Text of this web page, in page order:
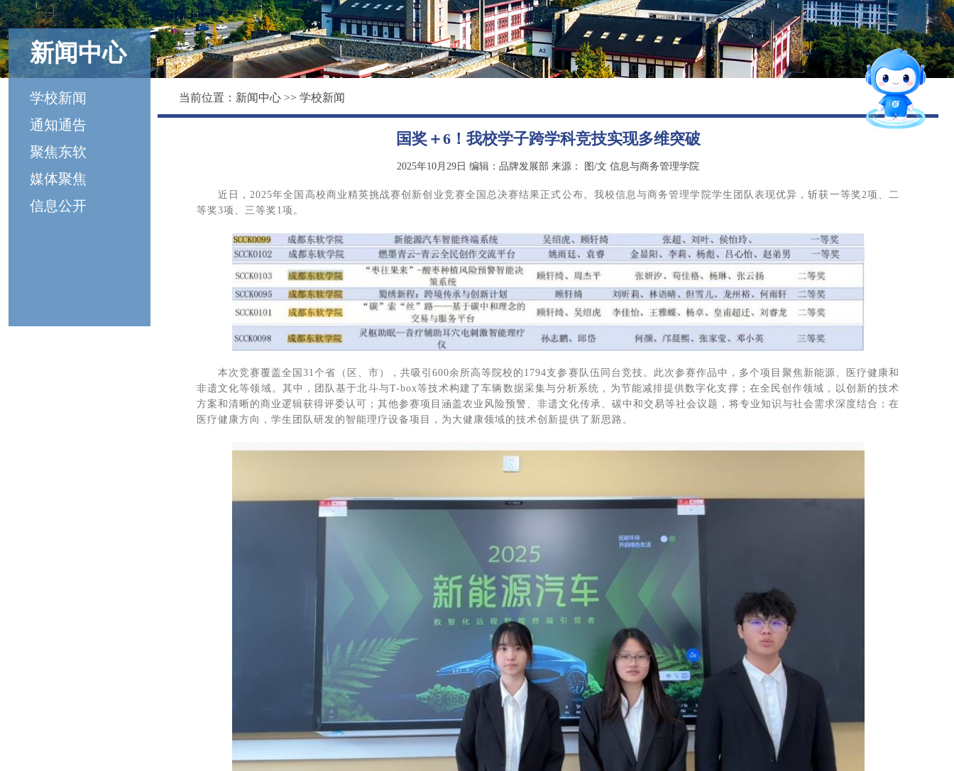
影像东软
大学精神
数据科学与基础学院
马克思主义学院
继续教育（培训）学院
退役军人教育学院
后勤保障
新闻中心
学校新闻
通知通告
聚焦东软
媒体聚焦
信息公开
当前位置： 新闻中心 >> 学校新闻
国奖＋6！我校学子跨学科竞技实现多维突破
2025年10月29日 编辑：品牌发展部 来源： 图/文 信息与商务管理学院
近日，2025年全国高校商业精英挑战赛创新创业竞赛全国总决赛结果正式公布。我校信息与商务管理学院学生团队表现优异，斩获一等奖2项、二
等奖3项、三等奖1项。
本次竞赛覆盖全国31个省（区、市），共吸引600余所高等院校的1794支参赛队伍同台竞技。此次参赛作品中，多个项目聚焦新能源、医疗健康和
非遗文化等领域。其中，团队基于北斗与T-box等技术构建了车辆数据采集与分析系统，为节能减排提供数字化支撑；在全民创作领域，以创新的技术
方案和清晰的商业逻辑获得评委认可；其他参赛项目涵盖农业风险预警、非遗文化传承、碳中和交易等社会议题，将专业知识与社会需求深度结合；在
医疗健康方向，学生团队研发的智能理疗设备项目，为大健康领域的技术创新提供了新思路。
智能问答
留言板